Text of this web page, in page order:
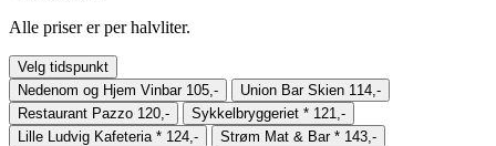
Alle priser er per halvliter.
Velg tidspunkt
Nedenom og Hjem Vinbar 105,- Union Bar Skien 114,-
Restaurant Pazzo 120,- Sykkelbryggeriet * 121,-
Lille Ludvig Kafeteria * 124,- Strøm Mat & Bar * 143,-